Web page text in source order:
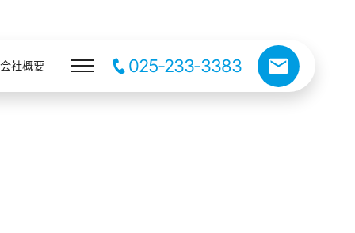
会社概要 025-233-3383